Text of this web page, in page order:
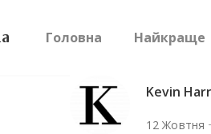
Головна Найкраще
Kevin
12 Жовтня